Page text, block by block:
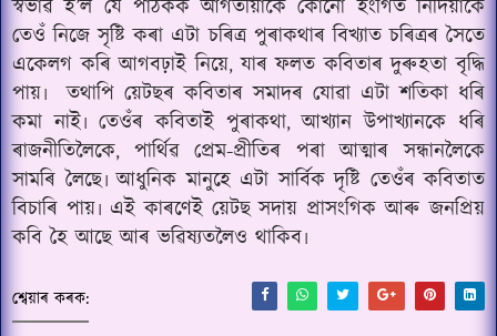
স্বভাৱ হ’ল যে পাঠকক আগতীয়াকৈ কোনো ইংগিত নিদিয়াকৈ
তেওঁ নিজে সৃষ্টি কৰা এটা চৰিত্ৰ পুৰাকথাৰ বিখ্যাত চৰিত্ৰৰ সৈতে
একেলগ কৰি আগবঢ়াই নিয়ে,যাৰ ফলত কবিতাৰ দুৰুহতা বৃদ্ধি
পায়৷
তথাপি য়েটছৰ কবিতাৰ সমাদৰ যোৱা এটা শতিকা ধৰি
কমা নাই৷ তেওঁৰ কবিতাই পুৰাকথা,আখ্যান উপাখ্যানকে ধৰি
ৰাজনীতিলৈকে, পাৰ্থিৱ প্ৰেম-প্ৰীতিৰ পৰা আত্মাৰ সন্ধানলৈকে
সামৰি লৈছে৷ আধুনিক মানুহে এটা সাৰ্বিক দৃষ্টি তেওঁৰ কবিতাত
বিচাৰি পায়৷ এই কাৰণেই য়েটছ সদায় প্ৰাসংগিক আৰু জনপ্ৰিয়
কবি হৈ আছে আৰ ভৱিষ্যতলৈও থাকিব৷
শ্বেয়াৰ কৰক: